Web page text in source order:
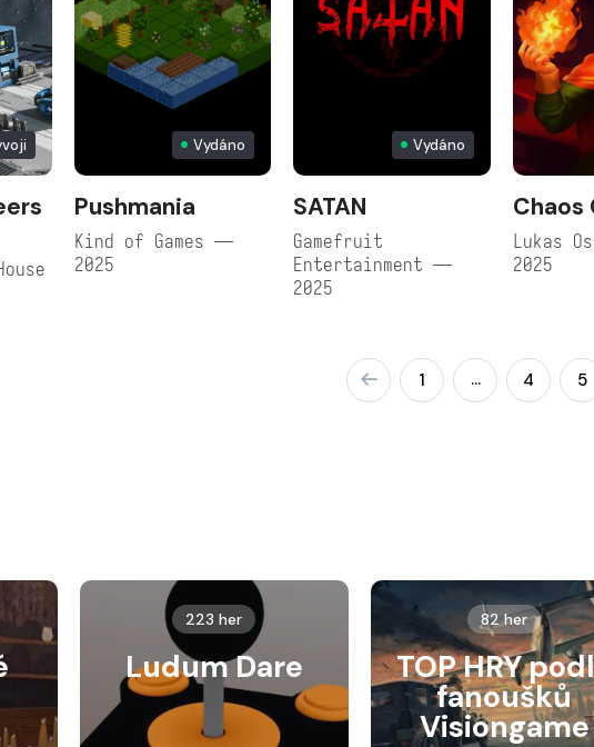
Vydáno
Pushmania
Kind of Games —
2025
Vydáno
SATAN
Gamefruit
Entertainment —
2025
Chaos
Lukas
2025
1 … 4 5
223 her
Ludum Dare
82 her
TOP HRY
fanoušků
Visiongame